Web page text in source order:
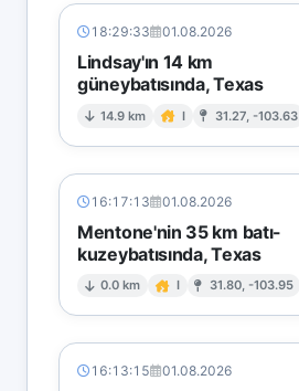
18:29:33 01.08.2026
Lindsay'ın 14 km
güneybatısında, Texas
14.9 km I 31.27, -103.63
16:17:13 01.08.2026
Mentone'nin 35 km batı-
kuzeybatısında, Texas
0.0 km I 31.80, -103.95
16:13:15 01.08.2026